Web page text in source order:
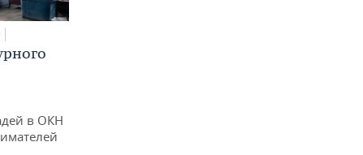
в ОКН